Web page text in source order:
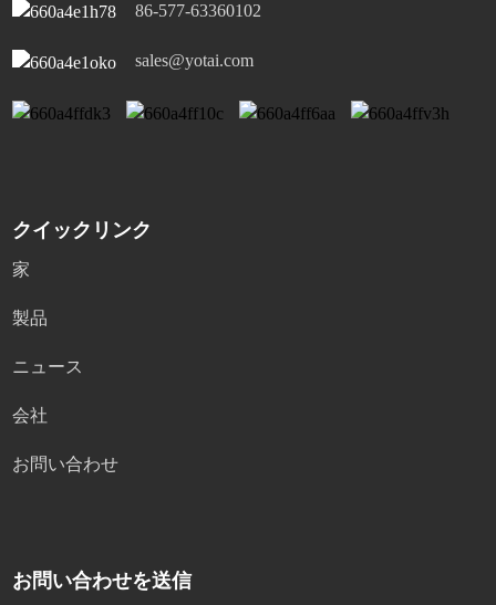
86-577-63360102
sales@yotai.com
クイックリンク
家
製品
ニュース
会社
お問い合わせ
お問い合わせを送信